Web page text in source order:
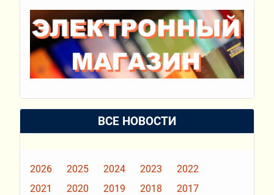
ВСЕ НОВОСТИ
2026 2025 2024 2023
2022
2021
2020 2019 2018
2017